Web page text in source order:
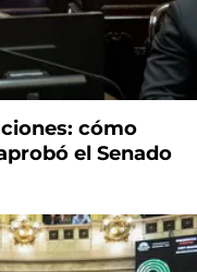
cómo
el Senado